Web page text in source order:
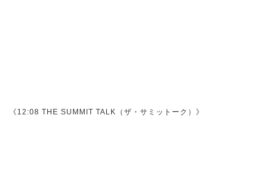
《12:08 THE SUMMIT TALK（ザ・サミットーク）》